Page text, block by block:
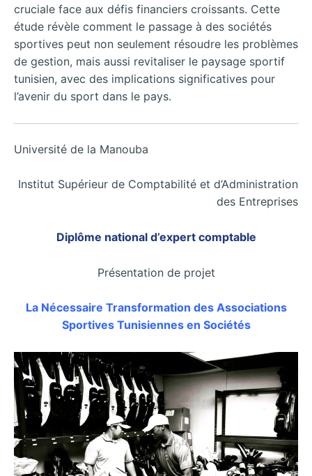
cruciale face aux défis financiers croissants. Cette
étude révèle comment le passage à des sociétés
sportives peut non seulement résoudre les problèmes
de gestion, mais aussi revitaliser le paysage sportif
tunisien, avec des implications significatives pour
l’avenir du sport dans le pays.
Université de la Manouba
Institut Supérieur de Comptabilité et d’Administration
des Entreprises
Diplôme national d’expert comptable
Présentation de projet
La Nécessaire Transformation des Associations
Sportives Tunisiennes en Sociétés